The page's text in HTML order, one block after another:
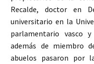
Recalde, doctor en
universitario en la
parlamentario vasco
además de miembro
abuelos pasaron por